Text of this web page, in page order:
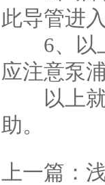
此导管进
6、以上
应注意泵
以上就
助。
上一篇：